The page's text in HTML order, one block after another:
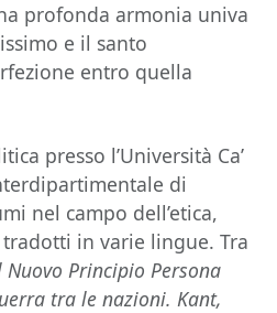
profonda armonia univa
e il santo
entro quella
presso l’Università Ca’
di
nel campo dell’etica,
in varie lingue. Tra
Nuovo Principio Persona
tra le nazioni. Kant,